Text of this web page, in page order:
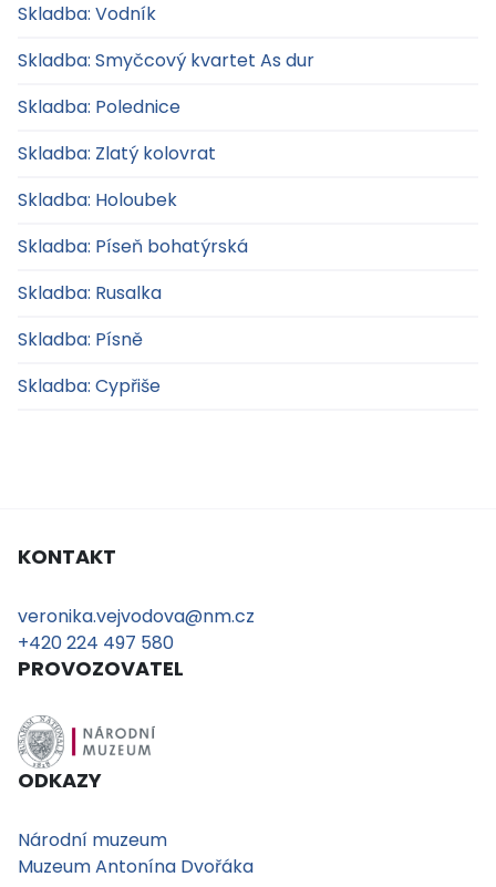
Skladba: Vodník
Skladba: Smyčcový kvartet As dur
Skladba: Polednice
Skladba: Zlatý kolovrat
Skladba: Holoubek
Skladba: Píseň bohatýrská
Skladba: Rusalka
Skladba: Písně
Skladba: Cypřiše
KONTAKT
veronika.vejvodova@nm.cz
+420 224 497 580
PROVOZOVATEL
ODKAZY
Národní muzeum
Muzeum Antonína Dvořáka